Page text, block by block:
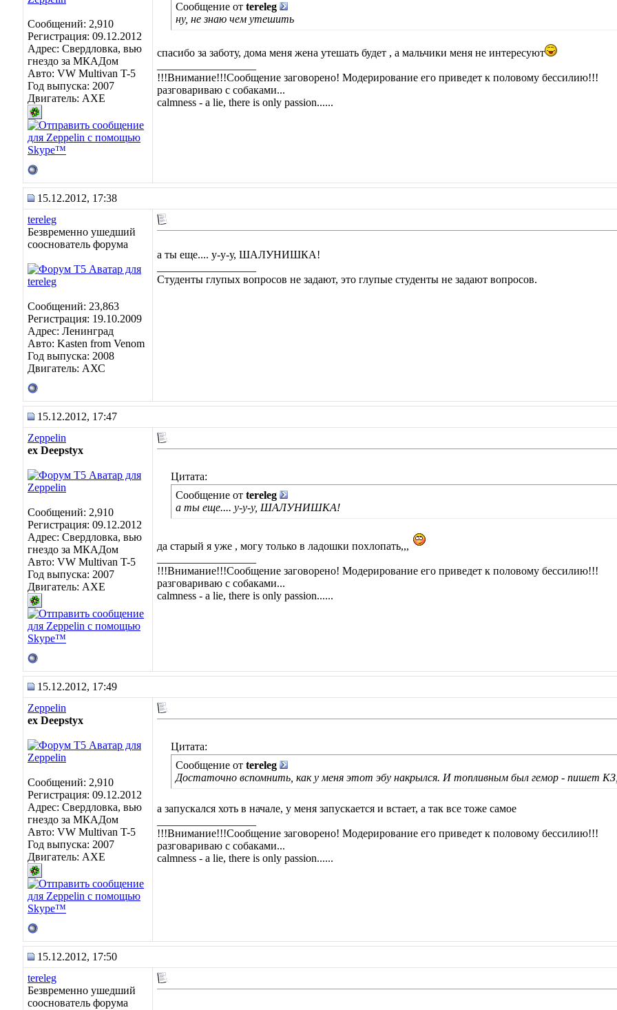
Сообщений: 2,910
Регистрация: 09.12.2012
Адрес: Свердловка, вью
гнездо за МКАДом
Авто: VW Multivan T-5
Год выпуска: 2007
Двигатель: AXE
Сообщение от tereleg
ну, не знаю чем утешить
спасибо за заботу, дома меня жена утешать будет , а мальчики меня не интересуют
!!!Внимание!!!Сообщение заговорено! Модерирование его приведет к половому бессилию!!!
разговариваю с собаками...
calmness - a lie, there is only passion......
15.12.2012, 17:38
tereleg
Безвременно ушедший
сооснователь форума
Сообщений: 23,863
Регистрация: 19.10.2009
Адрес: Ленинград
Авто: Kasten from Venom
Год выпуска: 2008
Двигатель: АХС
а ты еще.... у-у-у, ШАЛУНИШКА!
Студенты глупых вопросов не задают, это глупые студенты не задают вопросов.
15.12.2012, 17:47
Zeppelin
ex Deepstyx
Сообщений: 2,910
Регистрация: 09.12.2012
Адрес: Свердловка, вью
гнездо за МКАДом
Авто: VW Multivan T-5
Год выпуска: 2007
Двигатель: AXE
Цитата:
Сообщение от tereleg
а ты еще.... у-у-у, ШАЛУНИШКА!
да старый я уже , могу только в ладошки похлопать,,,
!!!Внимание!!!Сообщение заговорено! Модерирование его приведет к половому бессилию!!!
разговариваю с собаками...
calmness - a lie, there is only passion......
15.12.2012, 17:49
Zeppelin
ex Deepstyx
Сообщений: 2,910
Регистрация: 09.12.2012
Адрес: Свердловка, вью
гнездо за МКАДом
Авто: VW Multivan T-5
Год выпуска: 2007
Двигатель: AXE
Цитата:
Сообщение от tereleg
Достаточно вспомнить, как у меня этот эбу накрылся. И топливным был гемор - пишет
а запускался хоть в начале, у меня запускается и встает, а так все тоже самое
!!!Внимание!!!Сообщение заговорено! Модерирование его приведет к половому бессилию!!!
разговариваю с собаками...
calmness - a lie, there is only passion......
15.12.2012, 17:50
tereleg
Безвременно ушедший
сооснователь форума